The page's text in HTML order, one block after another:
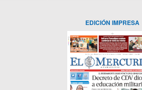
EDICIÓN IMPRESA